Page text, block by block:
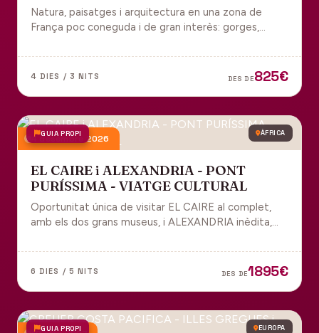
Natura, paisatges i arquitectura en una zona de
França poc coneguda i de gran interès: gorges,
de Millau.
4 DIES / 3 NITS DES DE825€
GUIA PROPI ÀFRICA
4 desembre 2026
EL CAIRE i ALEXANDRIA - PONT
PURÍSSIMA - VIATGE CULTURAL
Oportunitat única de visitar EL CAIRE al complet,
amb els dos grans museus, i ALEXANDRIA inèdita,
6 DIES / 5 NITS DES DE1895€
GUIA PROPI EUROPA